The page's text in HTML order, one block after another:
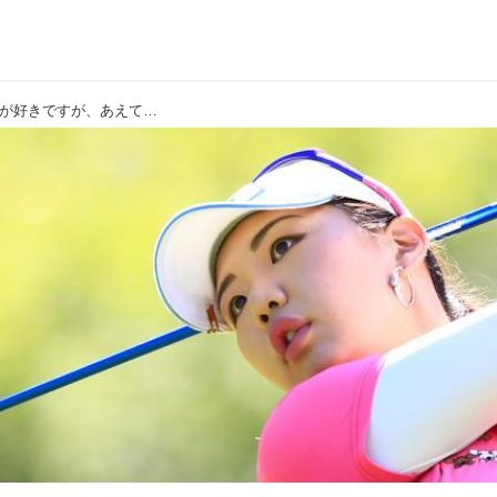
【ファン・アルム】「マッスルバックが好きですが、あえてキャビティバックのアイアンを使います」、そのワケは……。